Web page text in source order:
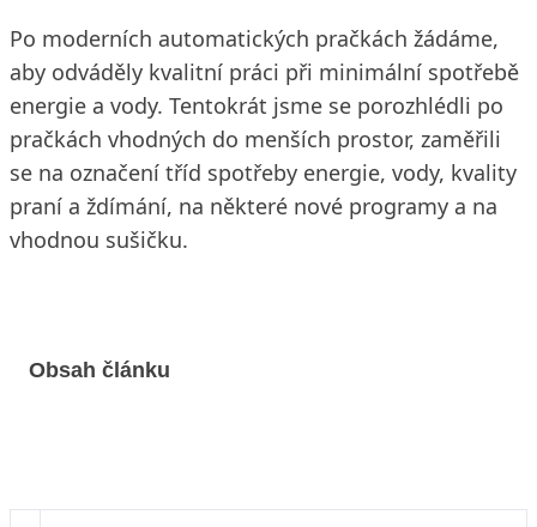
Po moderních automatických pračkách žádáme,
aby odváděly kvalitní práci při minimální spotřebě
energie a vody. Tentokrát jsme se porozhlédli po
pračkách vhodných do menších prostor, zaměřili
se na označení tříd spotřeby energie, vody, kvality
praní a ždímání, na některé nové programy a na
vhodnou sušičku.
Obsah článku